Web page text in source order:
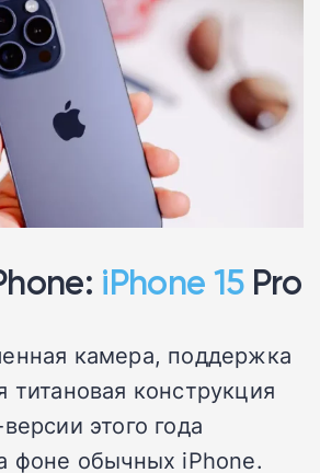
iPhone 15Pro
камера, поддержка
титановая конструкция
этого года
фоне обычных iPhone.